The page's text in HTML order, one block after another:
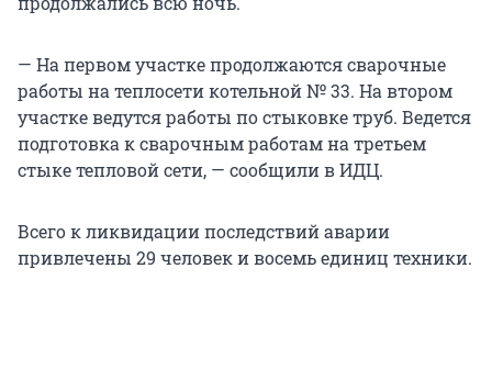
— На первом участке продолжаются сварочные
работы на теплосети котельной № 33. На втором
участке ведутся работы по стыковке труб. Ведется
подготовка к сварочным работам на третьем
стыке тепловой сети, — сообщили в ИДЦ.
Всего к ликвидации последствий аварии
привлечены 29 человек и восемь единиц техники.